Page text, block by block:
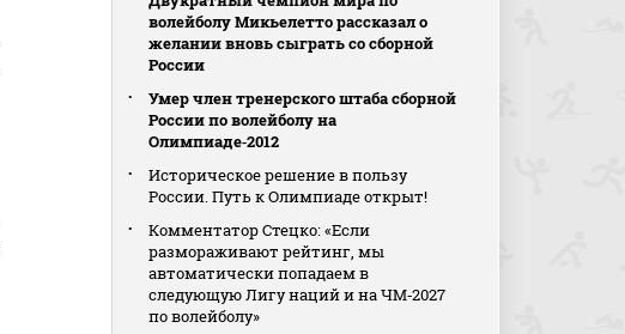
волейболу Микьелетто рассказал о
желании вновь сыграть со сборной
России
Умер член тренерского штаба сборной
России по волейболу на
Олимпиаде‑2012
Историческое решение в пользу
России. Путь к Олимпиаде открыт!
Комментатор Стецко: «Если
размораживают рейтинг, мы
автоматически попадаем в
следующую Лигу наций и на ЧМ‑2027
по волейболу»